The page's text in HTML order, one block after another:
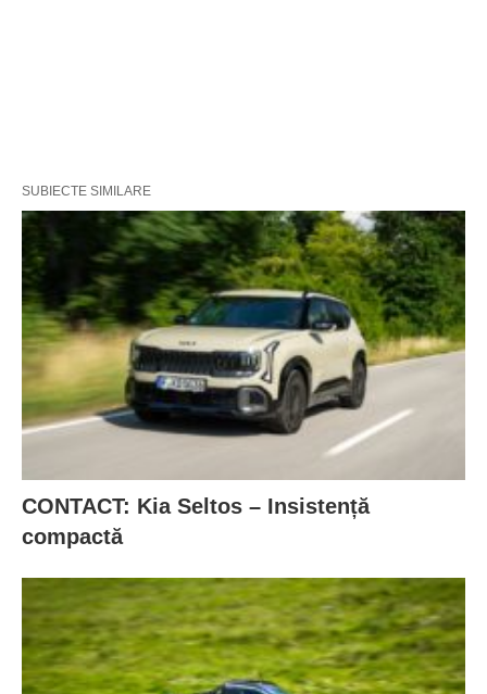
SUBIECTE SIMILARE
CONTACT: Kia Seltos – Insistență
compactă